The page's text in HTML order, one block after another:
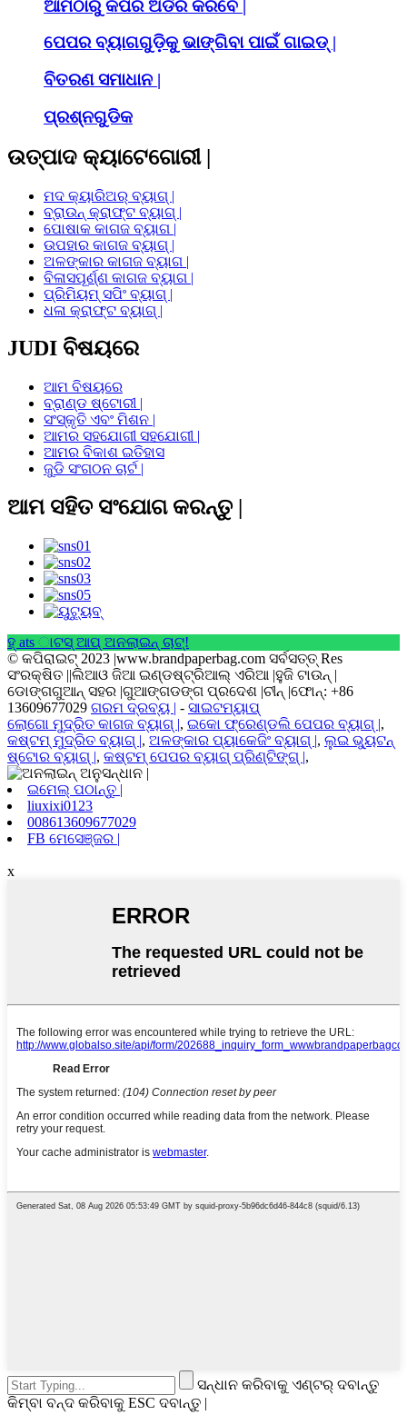
ଆମଠାରୁ କିପରି ଅର୍ଡର କରିବେ |
ପେପର ବ୍ୟାଗଗୁଡ଼ିକୁ ଭାଙ୍ଗିବା ପାଇଁ ଗାଇଡ୍ |
ବିତରଣ ସମାଧାନ |
ପ୍ରଶ୍ନଗୁଡିକ
ଉତ୍ପାଦ କ୍ୟାଟେଗୋରୀ |
ମଦ କ୍ୟାରିଅର୍ ବ୍ୟାଗ୍ |
ବ୍ରାଉନ୍ କ୍ରାଫ୍ଟ ବ୍ୟାଗ୍ |
ପୋଷାକ କାଗଜ ବ୍ୟାଗ |
ଉପହାର କାଗଜ ବ୍ୟାଗ୍ |
ଅଳଙ୍କାର କାଗଜ ବ୍ୟାଗ |
ବିଳାସପୂର୍ଣ୍ଣ କାଗଜ ବ୍ୟାଗ |
ପ୍ରିମିୟମ୍ ସପିଂ ବ୍ୟାଗ୍ |
ଧଳା କ୍ରାଫ୍ଟ ବ୍ୟାଗ୍ |
JUDI ବିଷୟରେ
ଆମ ବିଷୟରେ
ବ୍ରାଣ୍ଡ ଷ୍ଟୋରୀ |
ସଂସ୍କୃତି ଏବଂ ମିଶନ |
ଆମର ସହଯୋଗୀ ସହଯୋଗୀ |
ଆମର ବିକାଶ ଇତିହାସ
ଜୁଡି ସଂଗଠନ ଚାର୍ଟ |
ଆମ ସହିତ ସଂଯୋଗ କରନ୍ତୁ |
ହ୍ ats ାଟସ୍ ଆପ୍ ଅନଲାଇନ୍ ଚାଟ୍!
© କପିରାଇଟ୍ 2023 |www.brandpaperbag.com ସର୍ବସତ୍ତ୍ Res
ସଂରକ୍ଷିତ ||ଲିଆଓ ଜିଆ ଇଣ୍ଡଷ୍ଟ୍ରିଆଲ୍ ଏରିଆ |ହୁଜି ଟାଉନ୍ |
ଡୋଙ୍ଗଗୁଆନ୍ ସହର |ଗୁଆଙ୍ଗଡଙ୍ଗ ପ୍ରଦେଶ |ଚୀନ୍ |ଫୋନ୍: +86
13609677029 ଗରମ ଦ୍ରବ୍ୟ | - ସାଇଟମ୍ୟାପ୍
ଲୋଗୋ ମୁଦ୍ରିତ କାଗଜ ବ୍ୟାଗ୍ |, ଇକୋ ଫ୍ରେଣ୍ଡଲି ପେପର ବ୍ୟାଗ୍ |,
କଷ୍ଟମ୍ ମୁଦ୍ରିତ ବ୍ୟାଗ୍ |, ଅଳଙ୍କାର ପ୍ୟାକେଜିଂ ବ୍ୟାଗ୍ |, ଲୁଇ ଭ୍ୟୁଟନ୍
ଷ୍ଟୋର ବ୍ୟାଗ୍ |, କଷ୍ଟମ୍ ପେପର ବ୍ୟାଗ୍ ପ୍ରିଣ୍ଟିଙ୍ଗ୍ |,
ଇମେଲ୍ ପଠାନ୍ତୁ |
liuxixi0123
008613609677029
FB ମେସେଞ୍ଜର |
x
ସନ୍ଧାନ କରିବାକୁ ଏଣ୍ଟର୍ ଦବାନ୍ତୁ
କିମ୍ବା ବନ୍ଦ କରିବାକୁ ESC ଦବାନ୍ତୁ |